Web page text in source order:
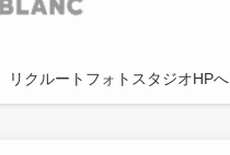
リクルートフォトスタジオHPへ